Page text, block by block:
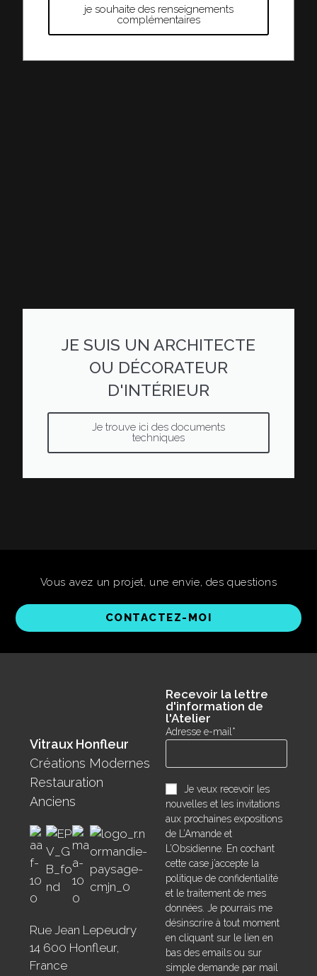
je souhaite des renseignements
complémentaires
JE SUIS UN ARCHITECTE
OU DÉCORATEUR
D'INTÉRIEUR
Je trouve ici des documents
techniques
Vous avez un projet, une envie, des questions
CONTACTEZ-MOI
Vitraux Honfleur
Créations Modernes
Restauration
Anciens
Rue Jean Lepeudry
14 600 Honfleur,
France
Recevoir la lettre
d'information de
l'Atelier
Adresse e-mail*
Je veux recevoir les
nouvelles et les invitations
aux prochaines expositions
de L’Amande et
L’Obsidienne. En cochant
cette case j’accepte la
politique de confidentialité
et le traitement de mes
données. Je pourrais me
désinscrire à tout moment
en cliquant sur le lien en
bas des emails ou sur
simple demande par mail